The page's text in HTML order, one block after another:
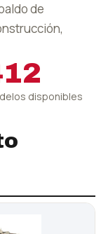
de
disponibles